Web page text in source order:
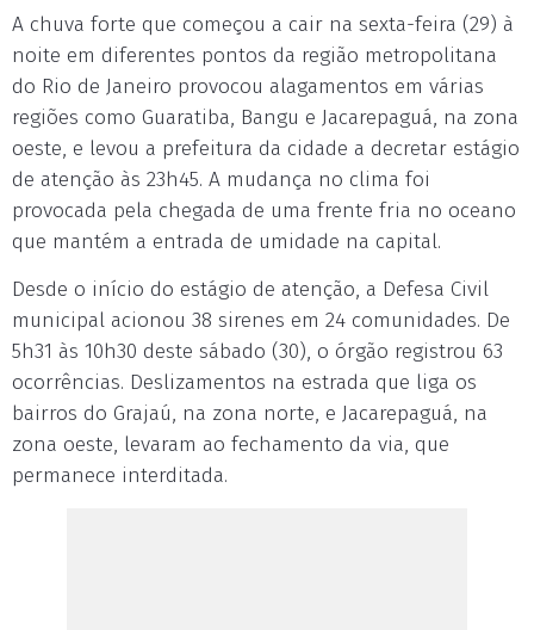
A chuva forte que começou a cair na sexta-feira (29) à
noite em diferentes pontos da região metropolitana
do Rio de Janeiro provocou alagamentos em várias
regiões como Guaratiba, Bangu e Jacarepaguá, na zona
oeste, e levou a prefeitura da cidade a decretar estágio
de atenção às 23h45. A mudança no clima foi
provocada pela chegada de uma frente fria no oceano
que mantém a entrada de umidade na capital.
Desde o início do estágio de atenção, a Defesa Civil
municipal acionou 38 sirenes em 24 comunidades. De
5h31 às 10h30 deste sábado (30), o órgão registrou 63
ocorrências. Deslizamentos na estrada que liga os
bairros do Grajaú, na zona norte, e Jacarepaguá, na
zona oeste, levaram ao fechamento da via, que
permanece interditada.